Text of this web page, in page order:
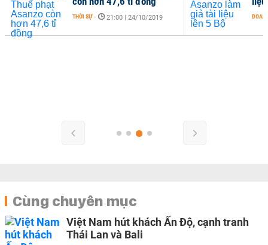
THỜI SỰ - 21:00 | 24/10/2019
Cùng chuyên mục
Việt Nam hút khách Ấn Độ, cạnh tranh
Thái Lan và Bali